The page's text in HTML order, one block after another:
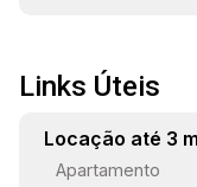
Links Úteis
Locação até 3
Apartamento